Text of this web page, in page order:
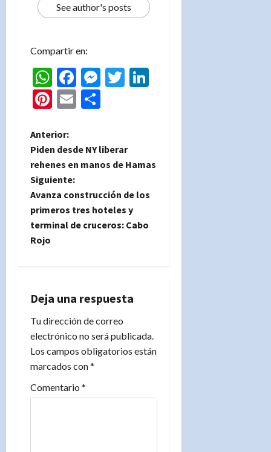
See author's posts
Compartir en:
WhatsApp
Facebook
Messenger
Twitter
Pinterest
Email
N
a
v
e
g
c
i
ó
n
d
Anterior:
Piden desde NY liberar
rehenes en manos de Hamas
Siguiente:
Avanza construcción de los
primeros tres hoteles y
terminal de cruceros: Cabo
Rojo
Deja una respuesta
Tu dirección de correo
electrónico no será publicada.
Los campos obligatorios están
marcados con*
Comentario *